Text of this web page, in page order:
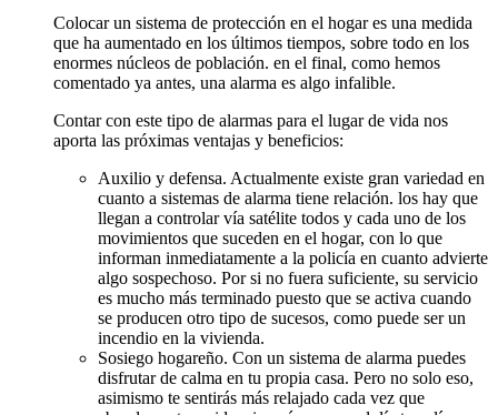
Colocar un sistema de protección en el hogar es una medida
que ha aumentado en los últimos tiempos, sobre todo en los
enormes núcleos de población. en el final, como hemos
comentado ya antes, una alarma es algo infalible.
Contar con este tipo de alarmas para el lugar de vida nos
aporta las próximas ventajas y beneficios:
Auxilio y defensa. Actualmente existe gran variedad en
cuanto a sistemas de alarma tiene relación. los hay que
llegan a controlar vía satélite todos y cada uno de los
movimientos que suceden en el hogar, con lo que
informan inmediatamente a la policía en cuanto advierte
algo sospechoso. Por si no fuera suficiente, su servicio
es mucho más terminado puesto que se activa cuando
se producen otro tipo de sucesos, como puede ser un
incendio en la vivienda.
Sosiego hogareño. Con un sistema de alarma puedes
disfrutar de calma en tu propia casa. Pero no solo eso,
asimismo te sentirás más relajado cada vez que